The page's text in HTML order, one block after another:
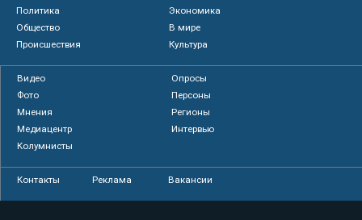
Политика
Экономика
Общество
В мире
Происшествия
Культура
Видео
Опросы
Фото
Персоны
Мнения
Регионы
Медиацентр
Интервью
Колумнисты
Контакты Реклама Вакансии